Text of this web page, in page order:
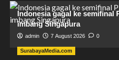
Indonesia gagal ke semifinal
imbang Singapura
admin 7 August 2026 0
SurabayaMedia.com